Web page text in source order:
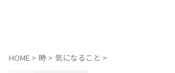
HOME > 時 > 気になること >